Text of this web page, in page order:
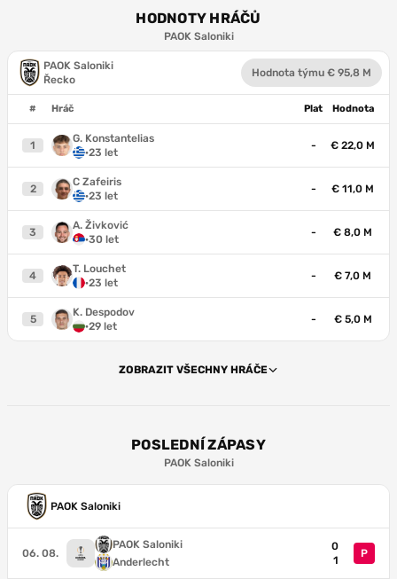
HODNOTY HRÁČŮ
PAOK Saloniki
PAOK Saloniki
Řecko
Hodnota týmu € 95,8 M
# Hráč Plat Hodnota
1
G. Konstantelias
·23 let
- € 22,0 M
2
C Zafeiris
·23 let
- € 11,0 M
3
A. Živković
·30 let
- € 8,0 M
4
T. Louchet
·23 let
- € 7,0 M
5
K. Despodov
·29 let
- € 5,0 M
ZOBRAZIT VŠECHNY HRÁČE
POSLEDNÍ ZÁPASY
PAOK Saloniki
PAOK Saloniki
06. 08.
PAOK Saloniki
Anderlecht
0
1
P